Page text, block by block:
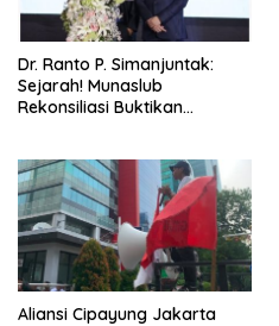
Dr. Ranto P. Simanjuntak:
Sejarah! Munaslub
Rekonsiliasi Buktikan
Aliansi Cipayung Jakarta